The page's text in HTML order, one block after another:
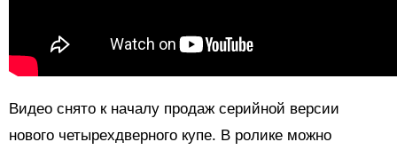
Видео снято к началу продаж серийной версии
нового четырехдверного купе. В ролике можно